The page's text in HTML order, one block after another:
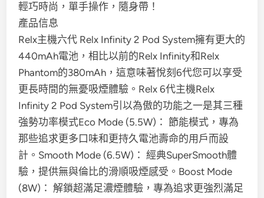
輕巧時尚，單手操作，隨身帶！
產品信息
Relx主機六代 Relx Infinity 2 Pod System擁有更大的
440mAh電池，相比以前的Relx Infinity和Relx
Phantom的380mAh，這意味著悅刻6代您可以享受
更長時間的無憂吸煙體驗。Relx 6代主機Relx
Infinity 2 Pod System引以為傲的功能之一是其三種
強勢功率模式Eco Mode (5.5W)： 節能模式，專為
那些追求更多口味和更持久電池壽命的用戶而設
計。Smooth Mode (6.5W)： 經典SuperSmooth體
驗，提供無與倫比的滑順吸煙感受。Boost Mode
(8W)： 解鎖超滿足濃煙體驗，專為追求更強烈滿足